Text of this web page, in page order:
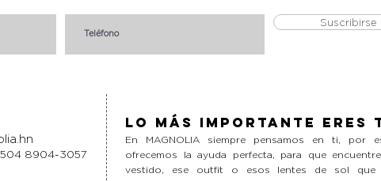
Suscribirse
504 8904-3057
Lo más importante eres
En MAGNOLIA siempre pensamos en ti, por
ofrecemos la ayuda perfecta, para que
vestido, ese outfit o esos lentes de sol que